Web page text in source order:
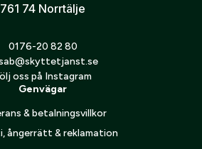
761 74 Norrtälje
0176-20 82 80
oss på Instagram
Genvägar
& betalningsvillkor
ångerrätt & reklamation